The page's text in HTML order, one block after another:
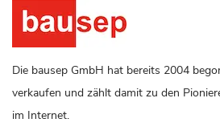
Die bausep GmbH hat bereits 2004
verkaufen und zählt damit zu den
im Internet.